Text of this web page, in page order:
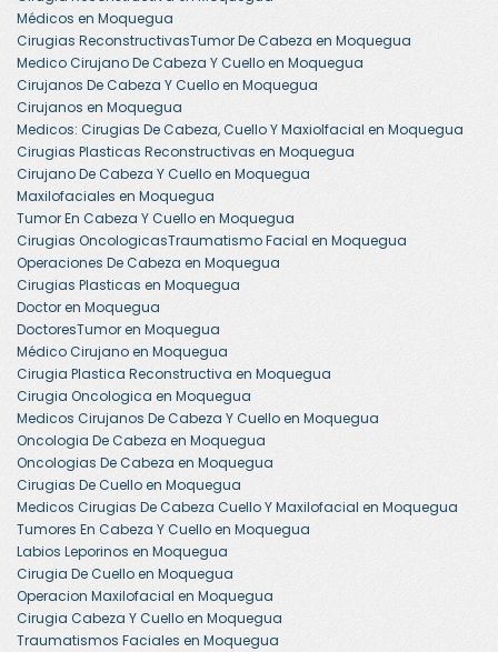
Médicos en Moquegua
Cirugias ReconstructivasTumor De Cabeza en Moquegua
Medico Cirujano De Cabeza Y Cuello en Moquegua
Cirujanos De Cabeza Y Cuello en Moquegua
Cirujanos en Moquegua
Medicos: Cirugias De Cabeza, Cuello Y Maxiolfacial en Moquegua
Cirugias Plasticas Reconstructivas en Moquegua
Cirujano De Cabeza Y Cuello en Moquegua
Maxilofaciales en Moquegua
Tumor En Cabeza Y Cuello en Moquegua
Cirugias OncologicasTraumatismo Facial en Moquegua
Operaciones De Cabeza en Moquegua
Cirugias Plasticas en Moquegua
Doctor en Moquegua
DoctoresTumor en Moquegua
Médico Cirujano en Moquegua
Cirugia Plastica Reconstructiva en Moquegua
Cirugia Oncologica en Moquegua
Medicos Cirujanos De Cabeza Y Cuello en Moquegua
Oncologia De Cabeza en Moquegua
Oncologias De Cabeza en Moquegua
Cirugias De Cuello en Moquegua
Medicos Cirugias De Cabeza Cuello Y Maxilofacial en Moquegua
Tumores En Cabeza Y Cuello en Moquegua
Labios Leporinos en Moquegua
Cirugia De Cuello en Moquegua
Operacion Maxilofacial en Moquegua
Cirugia Cabeza Y Cuello en Moquegua
Traumatismos Faciales en Moquegua